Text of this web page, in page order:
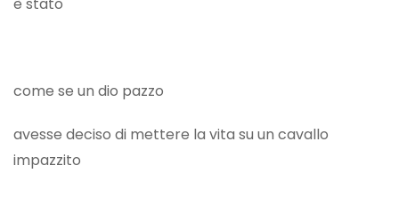
come se un dio pazzo
avesse deciso di mettere la vita su un cavallo
impazzito